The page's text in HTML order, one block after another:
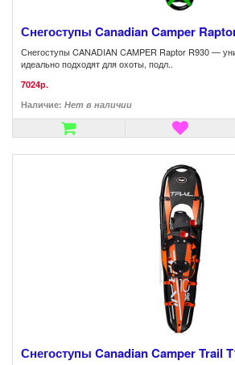
Снегоступы Canadian Camper
Снегоступы CANADIAN CAMPER Raptor R930 —
идеально подходят для охоты, подл..
7024р.
Наличие: Нет в наличии
Снегоступы Canadian Camper Trail